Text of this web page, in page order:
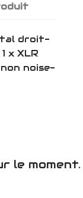
droit-
x XLR
noise-
le moment.